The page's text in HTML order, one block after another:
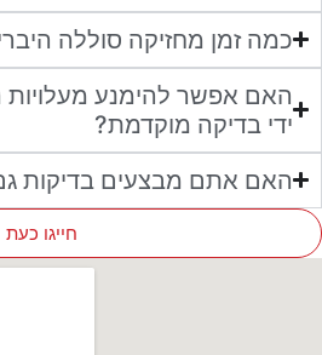
כמה זמן מחזיקה סוללה
האם אפשר להימנע
ידי בדיקה מוקדמת?
האם אתם מבצעים בדיקות
חייגו כעת